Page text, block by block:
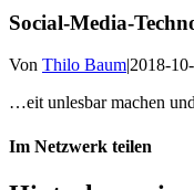
Social-Media-
Von Thilo Baum|2018-
…eit unlesbar machen
Im Netzwerk teilen